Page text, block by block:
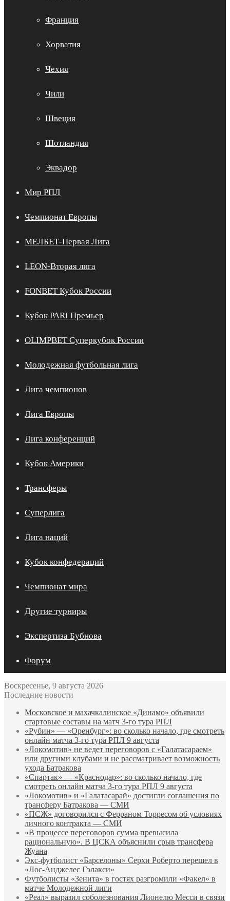
Франция
Хорватия
Чехия
Чили
Швеция
Шотландия
Эквадор
Мир РПЛ
Чемпионат Европы
МЕЛБЕТ-Первая Лига
LEON-Вторая лига
FONBET Кубок России
Кубок PARI Премьер
OLIMPBET Суперкубок России
Молодежная футбольная лига
Лига чемпионов
Лига Европы
Лига конференций
Кубок Америки
Трансферы
Суперлига
Лига наций
Кубок конфедераций
Чемпионат мира
Другие турниры
Экспертиза Бубнова
Форум
Воскресенье, 9 августа 2026
Последние новости
Московское и махачкалинское «Динамо» объявили
стартовые составы на матч 3‑го тура РПЛ
«Рубин» — «Оренбург»: во сколько начало, где смотреть
онлайн матча 3‑го тура РПЛ 9 августа
«Локомотив» не ведет переговоров с «Галатасараем»
или другими клубами и не рассматривает возможность
ухода Батракова
«Спартак» — «Краснодар»: во сколько начало, где
смотреть онлайн матча 3‑го тура РПЛ 9 августа
«Локомотив» и «Галатасарай» достигли соглашения по
трансферу Батракова — СМИ
«ПСЖ» договорился с Ферраном Торресом об условиях
личного контракта — СМИ
«В процессе переговоров сумма превысила
рациональную». В ЦСКА объяснили срыв трансфера
Жуана
Экс‑футболист «Барселоны» Серхи Роберто перешел в
«Лос‑Анджелес Гэлакси»
Футболисты «Зенита» в гостях разгромили «Факел» в
матче Молодежной лиги
«Реал» выразил соболезнования Лионелю Месси в связи